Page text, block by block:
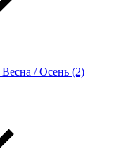
Весна / Осень (2)